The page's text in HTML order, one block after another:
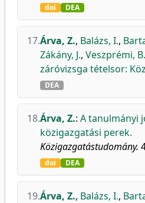
doi DEA
17.Árva, Z., Balázs, I.,
Zákány, J., Veszprémi, B.
záróvizsga tételsor:
DEA
18.Árva, Z.: A tanulmányi
közigazgatási perek.
Közigazgatástudomány.
doi DEA
19.Árva, Z., Balázs, I.,